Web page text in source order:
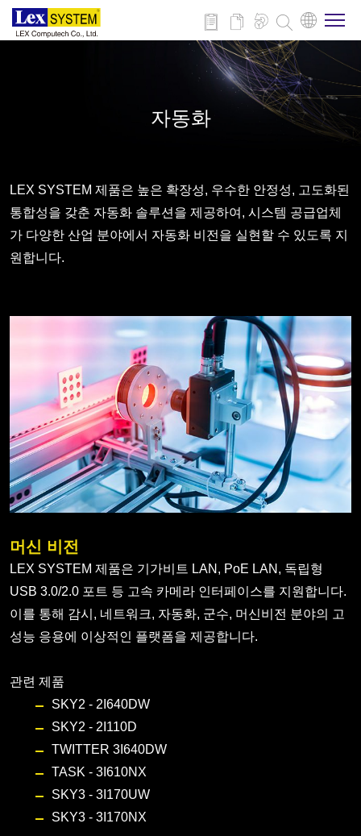
적용 분야
뉴스
자동화
LEX SYSTEM 제품은 높은 확장성, 우수한 안정성, 고도화된
통합성을 갖춘 자동화 솔루션을 제공하여, 시스템 공급업체
가 다양한 산업 분야에서 자동화 비전을 실현할 수 있도록 지
원합니다.
머신 비전
LEX SYSTEM 제품은 기가비트 LAN, PoE LAN, 독립형
USB 3.0/2.0 포트 등 고속 카메라 인터페이스를 지원합니다.
이를 통해 감시, 네트워크, 자동화, 군수, 머신비전 분야의 고
성능 응용에 이상적인 플랫폼을 제공합니다.
관련 제품
SKY2 - 2I640DW
SKY2 - 2I110D
TWITTER 3I640DW
TASK - 3I610NX
SKY3 - 3I170UW
SKY3 - 3I170NX